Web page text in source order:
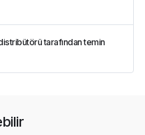
tarafından temin